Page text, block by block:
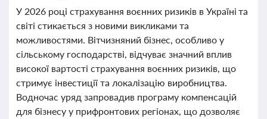
У 2026 році страхування воєнних ризиків в Україні та
світі стикається з новими викликами та
можливостями. Вітчизняний бізнес, особливо у
сільському господарстві, відчуває значний вплив
високої вартості страхування воєнних ризиків, що
стримує інвестиції та локалізацію виробництва.
Водночас уряд запровадив програму компенсацій
для бізнесу у прифронтових регіонах, що дозволяє